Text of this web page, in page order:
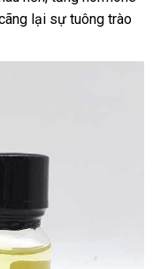
kiệm
lại sự tuông trào